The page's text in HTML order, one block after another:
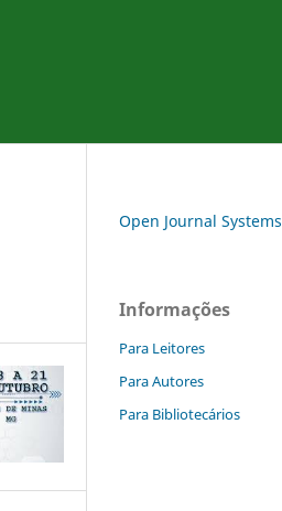
Open Journal Systems
Informações
Para Leitores
Para Autores
Para Bibliotecários